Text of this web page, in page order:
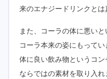
来のエナジードリンクとは
また、コーラの体に悪い
コーラ本来の姿にもって
体に良い飲み物というコ
ならではの素材を取り入れ